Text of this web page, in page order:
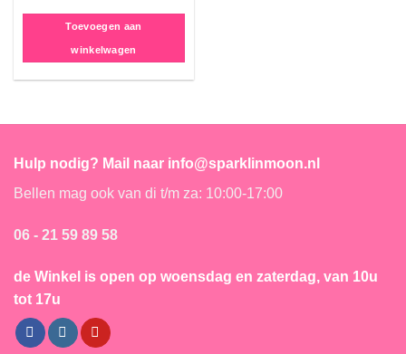
Toevoegen aan
winkelwagen
Hulp nodig? Mail naar info@sparklinmoon.nl
Bellen mag ook van di t/m za: 10:00-17:00
06 - 21 59 89 58
de Winkel is open op woensdag en zaterdag, van 10u
tot 17u